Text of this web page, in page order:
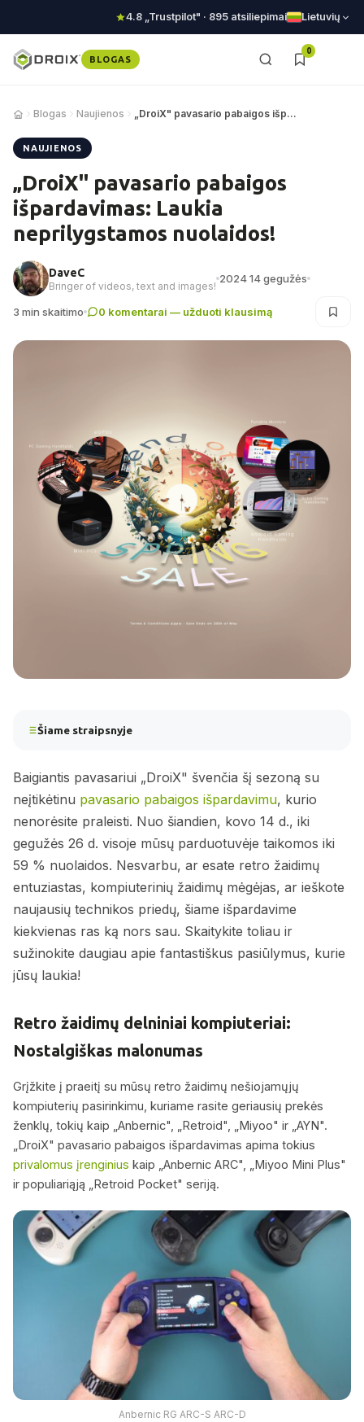
4.8 „Trustpilot" · 895 atsiliepimai Lietuvių
BLOGAS
0
Blogas Naujienos „DroiX" pavasario pabaigos išpardavimas
NAUJIENOS
„DroiX" pavasario pabaigos
išpardavimas: Laukia
neprilygstamos nuolaidos!
DaveC
Bringer of videos, text and images!
2024 14 gegužės
3 min skaitimo 0 komentarai — užduoti klausimą
Šiame straipsnyje
Baigiantis pavasariui „DroiX" švenčia šį sezoną su
neįtikėtinu pavasario pabaigos išpardavimu, kurio
nenorėsite praleisti. Nuo šiandien, kovo 14 d., iki
gegužės 26 d. visoje mūsų parduotuvėje taikomos iki
59 % nuolaidos. Nesvarbu, ar esate retro žaidimų
entuziastas, kompiuterinių žaidimų mėgėjas, ar ieškote
naujausių technikos priedų, šiame išpardavime
kiekvienas ras ką nors sau. Skaitykite toliau ir
sužinokite daugiau apie fantastiškus pasiūlymus, kurie
jūsų laukia!
Retro žaidimų delniniai kompiuteriai:
Nostalgiškas malonumas
Grįžkite į praeitį su mūsų retro žaidimų nešiojamųjų
kompiuterių pasirinkimu, kuriame rasite geriausių prekės
ženklų, tokių kaip „Anbernic", „Retroid", „Miyoo" ir „AYN".
„DroiX" pavasario pabaigos išpardavimas apima tokius
privalomus įrenginius kaip „Anbernic ARC", „Miyoo Mini Plus"
ir populiariąją „Retroid Pocket" seriją.
Anbernic RG ARC-S ARC-D